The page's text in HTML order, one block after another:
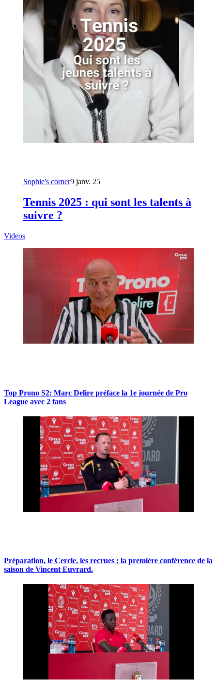
Sophie's corner9 janv. 25
Tennis 2025 : qui sont les talents à
suivre ?
Videos
Top Prono S2: Marc Delire préface la 1e journée de Pro
League avec 2 fans
Préparation, le Cercle, les recrues : la première conférence de la
saison de Vincent Euvrard.